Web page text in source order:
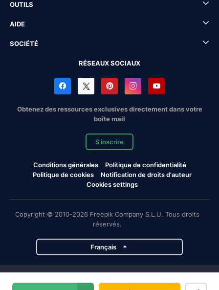
OUTILS
AIDE
SOCIÉTÉ
RÉSEAUX SOCIAUX
Obtenez des ressources exclusives directement dans votre
boîte mail
S'inscrire
Conditions générales
Politique de confidentialité
Politique de cookies
Notification de droits d'auteur
Cookies settings
Copyright © 2010-2026 Freepik Company S.L.U. Tous droits
réservés.
Français